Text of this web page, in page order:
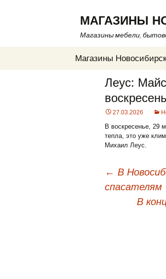
МАГАЗИНЫ
Магазины мебели,
содержимому
Магазины
Леус:
27.03.2026
В воскресенье, 29
тепла, это уже
Михаил Леус.
← В
спасателям
В